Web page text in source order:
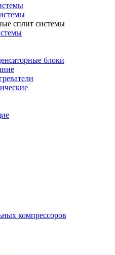
сплит системы
блоки
компрессоров